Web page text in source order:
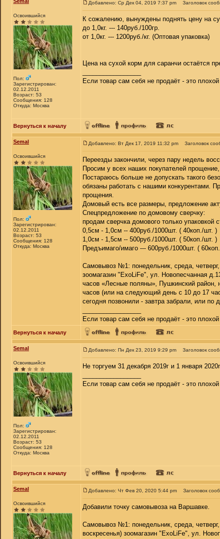
Освоившийся
Пол:
Зарегистрирован:
02.12.2011
Возраст: 53
Сообщения: 128
Откуда: Москва
Добавлено: Ср Дек 04, 2019 7:37 pm Заголовок
К сожалению, вынуждены поднять цену на
до 1,0кг. --- 140руб./100гр.
от 1,0кг. --- 1200руб./кг. (Оптовая упаковка)
Цена на сухой корм для саранчи остаётся
Если товар сам себя не продаёт - это
Вернуться к началу
Semal
Освоившийся
Пол:
Зарегистрирован:
02.12.2011
Возраст: 53
Сообщения: 128
Откуда: Москва
Добавлено: Вт Дек 17, 2019 11:32 pm Заголовок
Переезды закончили, через пару недель
Просим у всех наших покупателей
Постараюсь больше не допускать такого
обязаны работать с нашими конкурентами.
прощения.
Домовый есть все размеры, предложение
Спецпредложение по домовому сверчку:
продам сверчка домового только
0,5см - 1,0см -- 400руб./1000шт. ( 40коп./шт. )
1,0см - 1,5см -- 500руб./1000шт. ( 50коп./шт. )
Предъимаго/имаго --- 600руб./1000шт. (
Самовывоз №1: понедельник, среда,
зоомагазин "ExoLiFe", ул. Новопесчанная
часов «Лесные поляны», Пушкинский
часов (или на следующий день с 10 до 17
сегодня позвонили - завтра забрали, или по
Если товар сам себя не продаёт - это
Вернуться к началу
Semal
Освоившийся
Пол:
Зарегистрирован:
02.12.2011
Возраст: 53
Сообщения: 128
Откуда: Москва
Добавлено: Пн Дек 23, 2019 9:29 pm Заголовок
Не торгуем 31 декабря 2019г и 1 января
Если товар сам себя не продаёт - это
Вернуться к началу
Semal
Освоившийся
Добавлено: Чт Фев 20, 2020 5:44 pm Заголовок
Добавили точку самовывоза на Варшавке.
Самовывоз №1: понедельник, среда,
воскресенья) зоомагазин "ExoLiFe", ул.